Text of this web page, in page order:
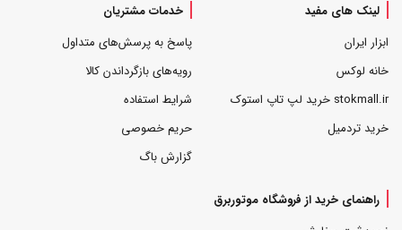
لینک های مفید
ابزار ایران
خانه لوکس
stokmall.ir خرید لپ تاپ استوک
خرید تردمیل
خدمات مشتریان
پاسخ به پرسش‌های متداول
رویه‌های بازگرداندن کالا
شرایط استفاده
حریم خصوصی
گزارش باگ
راهنمای خرید از فروشگاه موتوربرق